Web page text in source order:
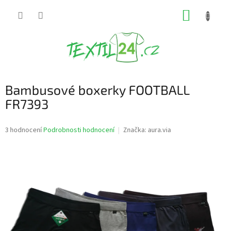
Bambusové boxerky FOOTBALL
FR7393
Průměrné
hvězdiček.
3 hodnoceníPodrobnosti hodnocení Značka: aura.via